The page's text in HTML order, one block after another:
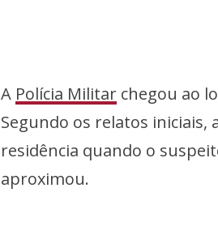
A Polícia Militar chegou ao
Segundo os relatos iniciais,
residência quando o
aproximou.